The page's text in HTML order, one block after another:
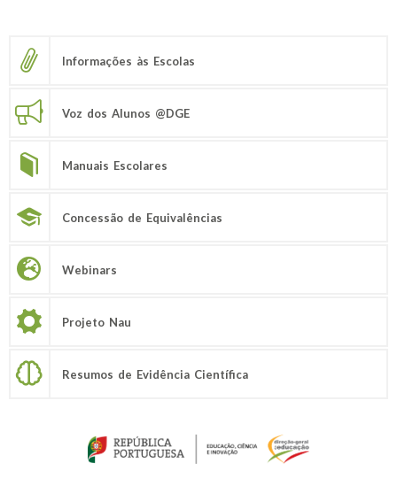
Informações às Escolas
Voz dos Alunos @DGE
Manuais Escolares
Concessão de Equivalências
Webinars
Projeto Nau
Resumos de Evidência Científica